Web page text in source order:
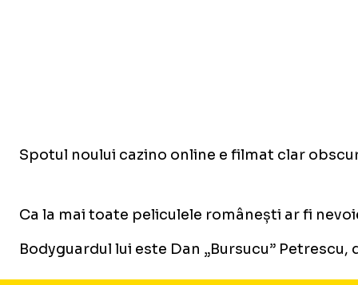
Spotul noului cazino online e filmat clar
Ca la mai toate peliculele românești ar fi
Bodyguardul lui este Dan „Bursucu”